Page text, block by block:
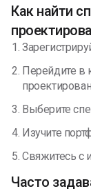
Как найти
Перейдите в
Выберите
Изучите
Свяжитесь с
Часто